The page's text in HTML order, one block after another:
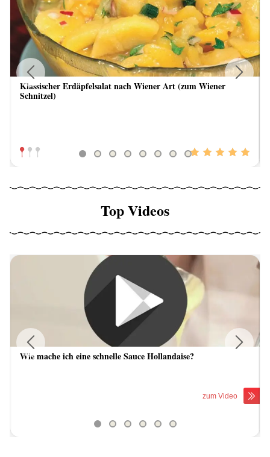
Klassischer Erdäpfelsalat nach Wiener Art (zum Wiener
Schnitzel)
Previous
Top Videos
Wie mache ich eine schnelle Sauce Hollandaise?
zum Video
Previous